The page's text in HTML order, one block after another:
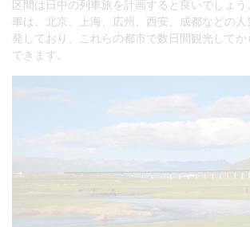
区間は日中の列車旅を計画すると良いでしょ
車は、北京、上海、広州、西安、成都などの人
発しており、これらの都市で数日間観光して
できます。